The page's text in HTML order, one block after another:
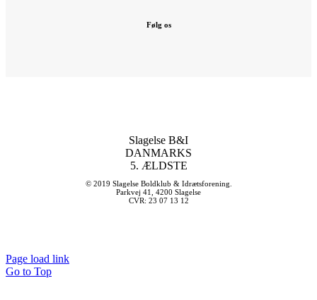
Følg os
Slagelse B&I
DANMARKS
5. ÆLDSTE
© 2019 Slagelse Boldklub & Idrætsforening.
Parkvej 41, 4200 Slagelse
CVR: 23 07 13 12
Page load link
Go to Top